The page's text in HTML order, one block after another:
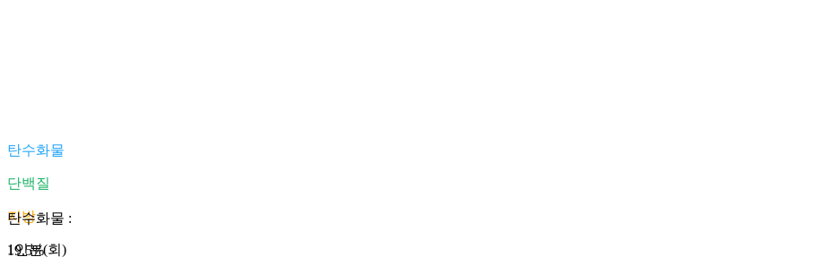
탄수화물
단백질
지방
1인분(회)
탄수화물 :
19.5%